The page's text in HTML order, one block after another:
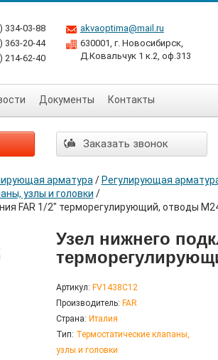
334-03-88
363-20-44
214-62-40
akvaoptima@mail.ru
630001, г. Новосибирск,
Д.Ковальчук 1 к.2, оф.313
Документы Контакты
Заказать звонок
арматура / Регулирующая
узлы и головки /
FAR 1/2" терморегулирующий, отводы
Узел нижнего
Артикул: FV1438C12
Производитель: FAR
Страна: Италия
Тип: Термостатические клапаны,
узлы и головки